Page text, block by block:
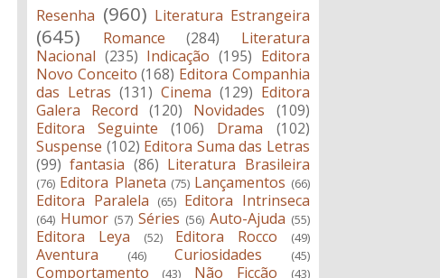
Resenha (960) Literatura Estrangeira
(645) Romance (284)
Literatura
Nacional (235) Indicação (195) Editora
Novo Conceito (168) Editora Companhia
das Letras (131) Cinema (129) Editora
Galera Record
(120) Novidades
(109)
Editora Seguinte
(106) Drama
(102)
Suspense (102) Editora Suma das Letras
(99) fantasia (86) Literatura Brasileira
(76) Editora Planeta (75) Lançamentos (66)
Editora Paralela (65) Editora Intrinseca
(64) Humor (57) Séries (56) Auto-Ajuda (55)
Editora Leya (52) Editora Rocco (49)
Aventura (46) Curiosidades (45)
Comportamento (43) Não Ficção (43)